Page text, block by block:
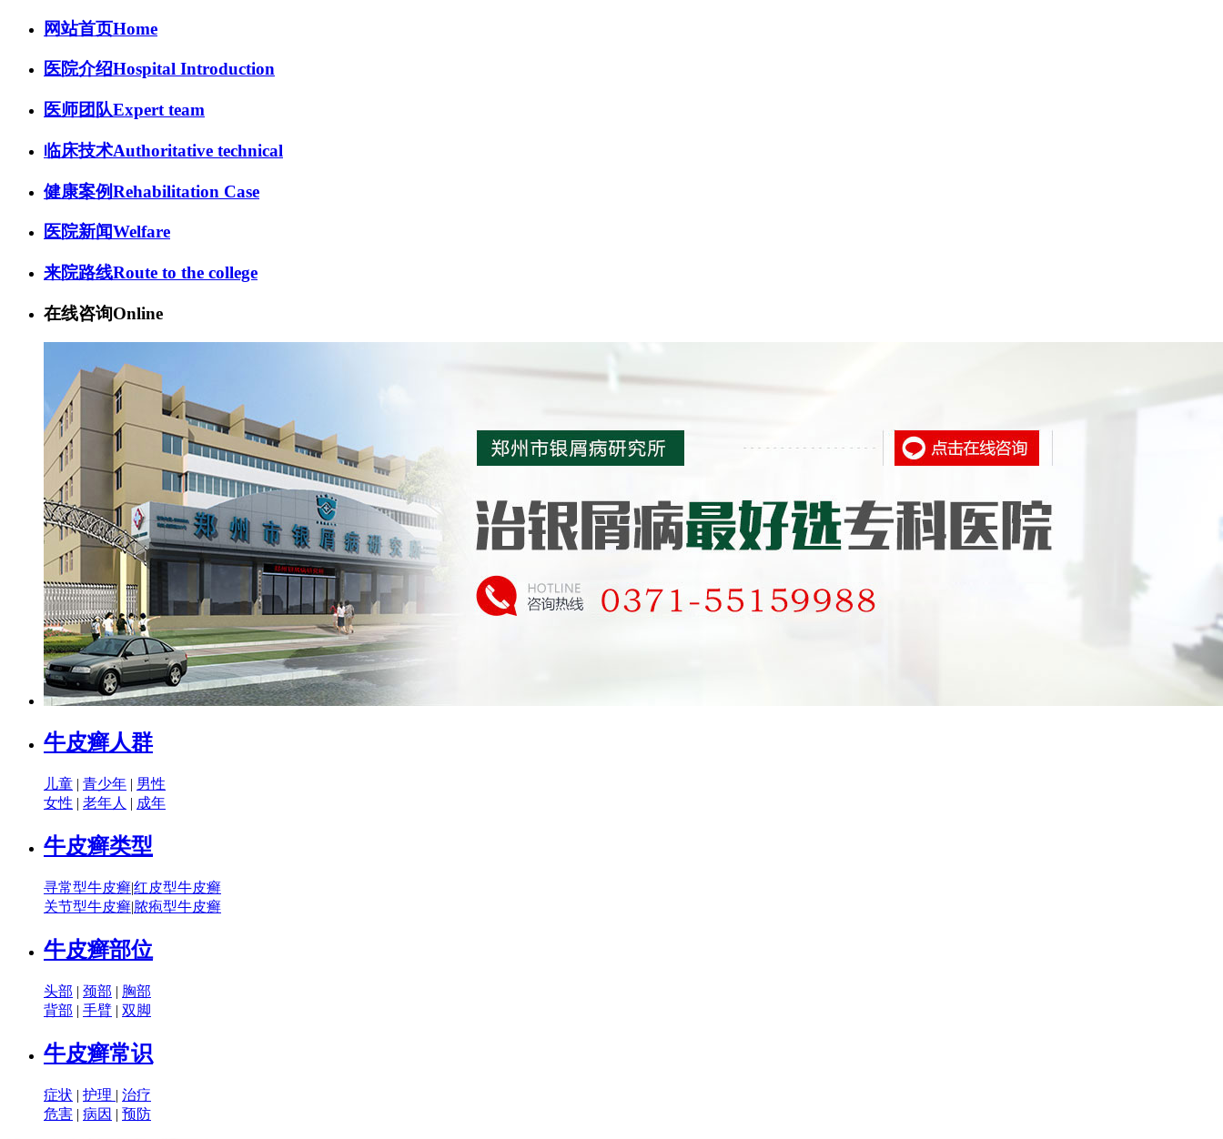
网站首页Home
医院介绍Hospital Introduction
医师团队Expert team
临床技术Authoritative technical
健康案例Rehabilitation Case
医院新闻Welfare
来院路线Route to the college
在线咨询Online
牛皮癣人群
儿童 | 青少年 | 男性
女性 | 老年人 | 成年
牛皮癣类型
寻常型牛皮癣|红皮型牛皮癣
关节型牛皮癣|脓疱型牛皮癣
牛皮癣部位
头部 | 颈部 | 胸部
背部 | 手臂 | 双脚
牛皮癣常识
症状 | 护理 | 治疗
危害 | 病因 | 预防